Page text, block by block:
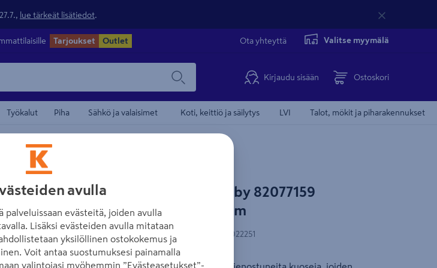
lue tärkeät lisätiedot
Tarjoukset Outlet Ota yhteyttä Valitse myymälä
Kirjaudu sisään Ostoskori
Työkalut Piha Sähkö ja valaisimet Koti, keittiö ja säilytys LVI Talot, mökit ja piharakennukset
Kuitutapetti Casadeco Derby 82077159
Canevas Uni Amande 10,05m
Tuotenumero 502651338 EAN-koodi 5410952022251
avulla
palveluissaan evästeitä, joiden avulla
Lisäksi evästeiden avulla mitataan
yksilöllinen ostokokemus ja
Voit antaa suostumuksesi painamalla
valintojasi myöhemmin ”Evästeasetukset”-